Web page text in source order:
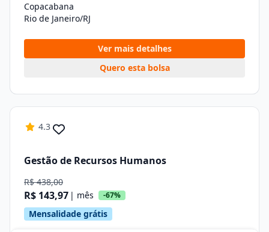
Copacabana
Rio de Janeiro/RJ
Ver mais detalhes
Quero esta bolsa
4.3
Gestão de Recursos Humanos
R$ 438,00
R$ 143,97 | mês -67%
Mensalidade grátis